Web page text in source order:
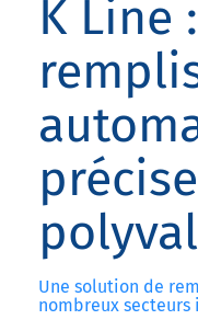
K Line
Une solution de
nombreux